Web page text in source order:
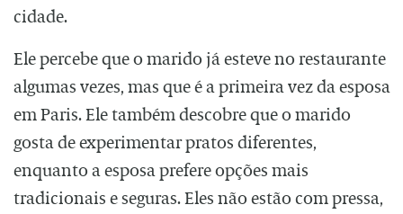
cidade.
Ele percebe que o marido já esteve no restaurante
algumas vezes, mas que é a primeira vez da esposa
em Paris. Ele também descobre que o marido
gosta de experimentar pratos diferentes,
enquanto a esposa prefere opções mais
tradicionais e seguras. Eles não estão com pressa,